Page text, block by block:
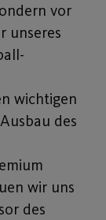
vor
unseres
wichtigen
des
wir uns
des